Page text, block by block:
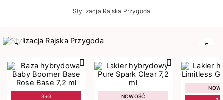
Stylizacja Rajska Przygoda
3+3
NOWOŚĆ